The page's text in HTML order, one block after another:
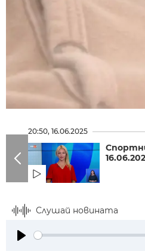
20:50, 16.06.2025
Слушай новината